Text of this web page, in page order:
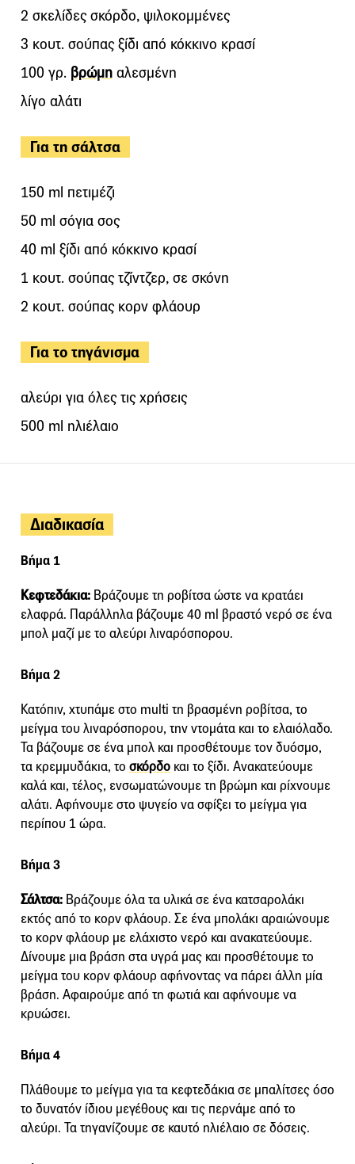
2 σκελίδες σκόρδο, ψιλοκομμένες
3 κουτ. σούπας ξίδι από κόκκινο κρασί
100 γρ. βρώμη αλεσμένη
λίγο αλάτι
Για τη σάλτσα
150 ml πετιμέζι
50 ml σόγια σος
40 ml ξίδι από κόκκινο κρασί
1 κουτ. σούπας τζίντζερ, σε σκόνη
2 κουτ. σούπας κορν φλάουρ
Για το τηγάνισμα
αλεύρι για όλες τις χρήσεις
500 ml ηλιέλαιο
Διαδικασία
Βήμα 1
Κεφτεδάκια: Βράζουμε τη ροβίτσα ώστε να κρατάει
ελαφρά. Παράλληλα βάζουμε 40 ml βραστό νερό σε ένα
μπολ μαζί με το αλεύρι λιναρόσπορου.
Βήμα 2
Κατόπιν, χτυπάμε στο multi τη βρασμένη ροβίτσα, το
μείγμα του λιναρόσπορου, την ντομάτα και το ελαιόλαδο.
Τα βάζουμε σε ένα μπολ και προσθέτουμε τον δυόσμο,
τα κρεμμυδάκια, το σκόρδο και το ξίδι. Ανακατεύουμε
καλά και, τέλος, ενσωματώνουμε τη βρώμη και ρίχνουμε
αλάτι. Αφήνουμε στο ψυγείο να σφίξει το μείγμα για
περίπου 1 ώρα.
Βήμα 3
Σάλτσα: Βράζουμε όλα τα υλικά σε ένα κατσαρολάκι
εκτός από το κορν φλάουρ. Σε ένα μπολάκι αραιώνουμε
το κορν φλάουρ με ελάχιστο νερό και ανακατεύουμε.
Δίνουμε μια βράση στα υγρά μας και προσθέτουμε το
μείγμα του κορν φλάουρ αφήνοντας να πάρει άλλη μία
βράση. Αφαιρούμε από τη φωτιά και αφήνουμε να
κρυώσει.
Βήμα 4
Πλάθουμε το μείγμα για τα κεφτεδάκια σε μπαλίτσες όσο
το δυνατόν ίδιου μεγέθους και τις περνάμε από το
αλεύρι. Τα τηγανίζουμε σε καυτό ηλιέλαιο σε δόσεις.